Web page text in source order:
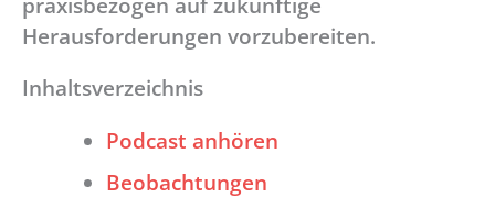
Herausforderungen vorzubereiten.
Inhaltsverzeichnis
Podcast anhören
Beobachtungen